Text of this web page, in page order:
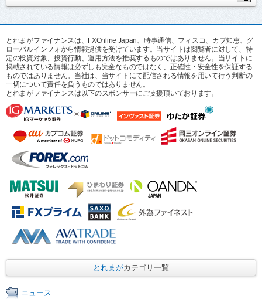
とれまがファイナンスは、FXOnline Japan、時事通信、フィスコ、カブ知恵、グ
ローバルインフォから情報提供を受けています。当サイトは閲覧者に対して、特
定の投資対象、投資行動、運用方法を推奨するものではありません。当サイトに
掲載されている情報は必ずしも完全なものではなく、正確性・安全性を保証する
ものではありません。当社は、当サイトにて配信される情報を用いて行う判断の
一切について責任を負うものではありません。
とれまがファイナンスは以下のスポンサーにご支援頂いております。
とれまがカテゴリ一覧
ニュース